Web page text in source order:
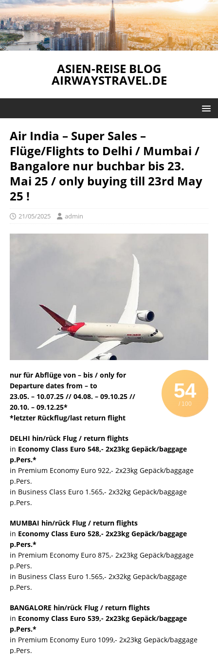
ASIEN-REISE BLOG
AIRWAYSTRAVEL.DE
Air India – Super Sales –
Flüge/Flights to Delhi / Mumbai /
Bangalore nur buchbar bis 23.
Mai 25 / only buying till 23rd May
25 !
21/05/2025 admin
54
/ 100
nur für Abflüge von – bis / only for
Departure dates from – to
23.05. – 10.07.25 // 04.08. – 09.10.25 //
20.10. – 09.12.25*
*letzter Rückflug/last return flight
DELHI hin/rück Flug / return flights
in Economy Class Euro 548,- 2x23kg Gepäck/baggage
p.Pers.*
in Premium Economy Euro 922,- 2x23kg Gepäck/baggage
p.Pers.
in Business Class Euro 1.565,- 2x32kg Gepäck/baggage
p.Pers.
MUMBAI hin/rück Flug / return flights
in Economy Class Euro 528,- 2x23kg Gepäck/baggage
p.Pers.*
in Premium Economy Euro 875,- 2x23kg Gepäck/baggage
p.Pers.
in Business Class Euro 1.565,- 2x32kg Gepäck/baggage
p.Pers.
BANGALORE hin/rück Flug / return flights
in Economy Class Euro 539,- 2x23kg Gepäck/baggage
p.Pers.*
in Premium Economy Euro 1099,- 2x23kg Gepäck/baggage
p.Pers.